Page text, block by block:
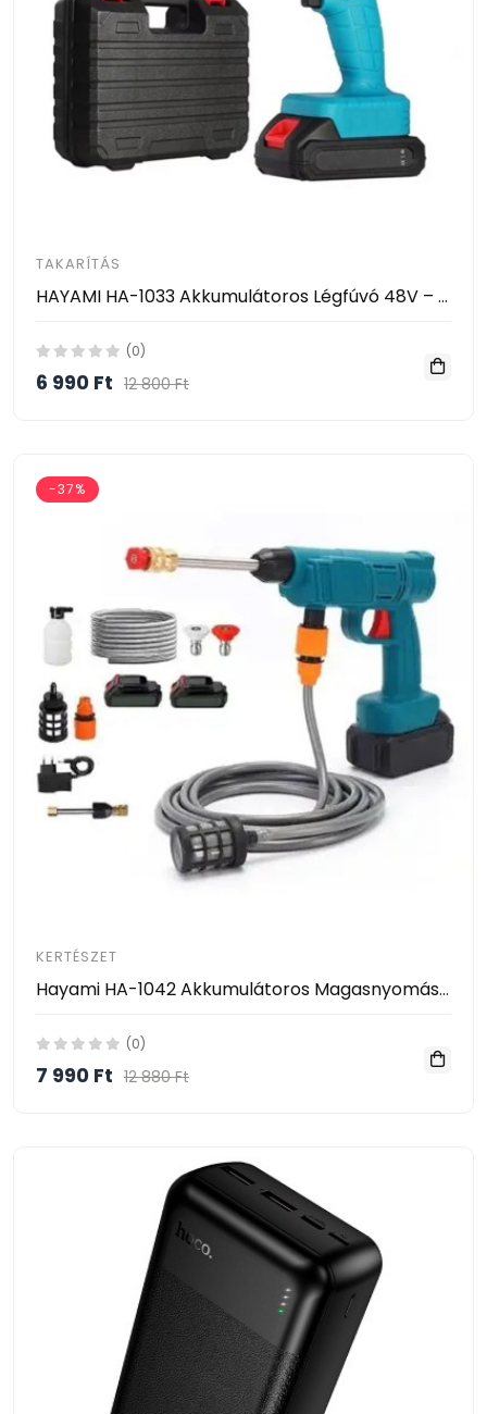
TAKARÍTÁS
HAYAMI HA-1033 Akkumulátoros Légfúvó 48V – Vezeték Nélküli Tisztító Ventilátor 2 Akkumulátorral
(0)
6 990 Ft 12 800 Ft
-37%
KERTÉSZET
Hayami HA-1042 Akkumulátoros Magasnyomású Mosó – 2 Akkumulátorral, Habosító Tartállyal és Kofferrel
(0)
7 990 Ft 12 880 Ft